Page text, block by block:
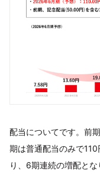
配当についてです。前
期は普通配当のみで
り、6期連続の増配とな